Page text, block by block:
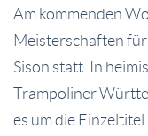
Am kommenden
Meisterschaften
Sison statt. In
Trampoliner
es um die